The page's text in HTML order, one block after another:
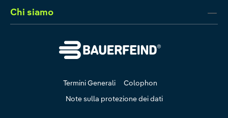
Chi siamo
Termini Generali
Colophon
Note sulla protezione dei dati